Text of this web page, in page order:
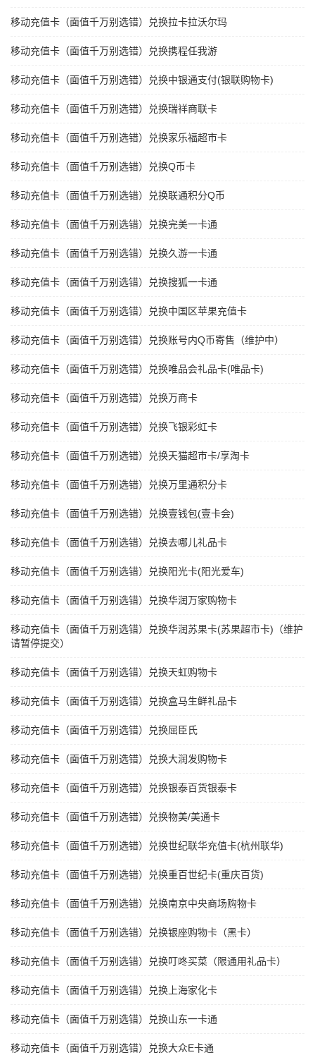
移动充值卡（面值千万别选错）兑换拉卡拉沃尔玛
移动充值卡（面值千万别选错）兑换携程任我游
移动充值卡（面值千万别选错）兑换中银通支付(银联购物卡)
移动充值卡（面值千万别选错）兑换瑞祥商联卡
移动充值卡（面值千万别选错）兑换家乐福超市卡
移动充值卡（面值千万别选错）兑换Q币卡
移动充值卡（面值千万别选错）兑换联通积分Q币
移动充值卡（面值千万别选错）兑换完美一卡通
移动充值卡（面值千万别选错）兑换久游一卡通
移动充值卡（面值千万别选错）兑换搜狐一卡通
移动充值卡（面值千万别选错）兑换中国区苹果充值卡
移动充值卡（面值千万别选错）兑换账号内Q币寄售（维护中）
移动充值卡（面值千万别选错）兑换唯品会礼品卡(唯品卡)
移动充值卡（面值千万别选错）兑换万商卡
移动充值卡（面值千万别选错）兑换飞银彩虹卡
移动充值卡（面值千万别选错）兑换天猫超市卡/享淘卡
移动充值卡（面值千万别选错）兑换万里通积分卡
移动充值卡（面值千万别选错）兑换壹钱包(壹卡会)
移动充值卡（面值千万别选错）兑换去哪儿礼品卡
移动充值卡（面值千万别选错）兑换阳光卡(阳光爱车)
移动充值卡（面值千万别选错）兑换华润万家购物卡
移动充值卡（面值千万别选错）兑换华润苏果卡(苏果超市卡)（维护
请暂停提交）
移动充值卡（面值千万别选错）兑换天虹购物卡
移动充值卡（面值千万别选错）兑换盒马生鲜礼品卡
移动充值卡（面值千万别选错）兑换屈臣氏
移动充值卡（面值千万别选错）兑换大润发购物卡
移动充值卡（面值千万别选错）兑换银泰百货银泰卡
移动充值卡（面值千万别选错）兑换物美/美通卡
移动充值卡（面值千万别选错）兑换世纪联华充值卡(杭州联华)
移动充值卡（面值千万别选错）兑换重百世纪卡(重庆百货)
移动充值卡（面值千万别选错）兑换南京中央商场购物卡
移动充值卡（面值千万别选错）兑换银座购物卡（黑卡）
移动充值卡（面值千万别选错）兑换叮咚买菜（限通用礼品卡）
移动充值卡（面值千万别选错）兑换上海家化卡
移动充值卡（面值千万别选错）兑换山东一卡通
移动充值卡（面值千万别选错）兑换大众E卡通